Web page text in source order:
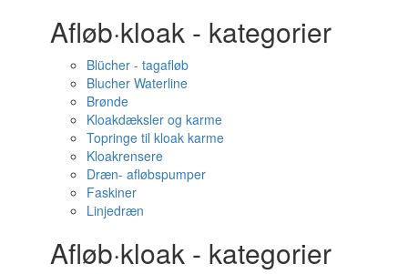
Afløb·kloak - kategorier
Blücher - tagafløb
Blucher Waterline
Brønde
Kloakdæksler og karme
Topringe til kloak karme
Kloakrensere
Dræn- afløbspumper
Faskiner
Linjedræn
Afløb·kloak - kategorier